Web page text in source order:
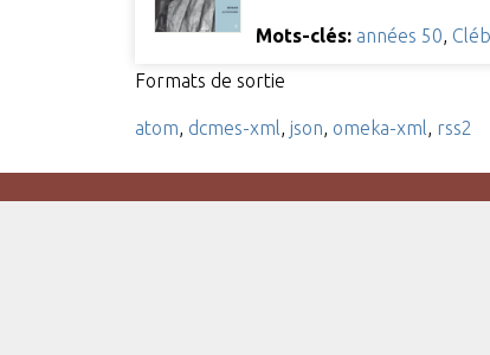
Mots-clés: années 50,
Formats de sortie
atom, dcmes-xml, json, omeka-xml, rss2